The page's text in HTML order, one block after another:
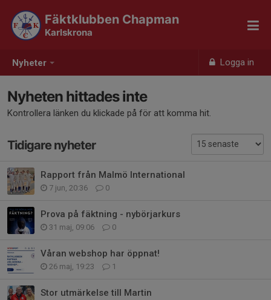
Nyheter Logga in
Fäktklubben Chapman
Karlskrona
Nyheten hittades inte
Kontrollera länken du klickade på för att komma hit.
Tidigare nyheter
Rapport från Malmö International
7 jun, 20:36 0
Prova på fäktning - nybörjarkurs
31 maj, 09:06 0
Våran webshop har öppnat!
26 maj, 19:23 1
Stor utmärkelse till Martin